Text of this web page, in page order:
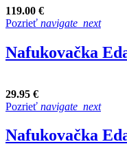
119.00 €
Pozrieť navigate_next
Nafukovačka
29.95 €
Pozrieť navigate_next
Nafukovačka